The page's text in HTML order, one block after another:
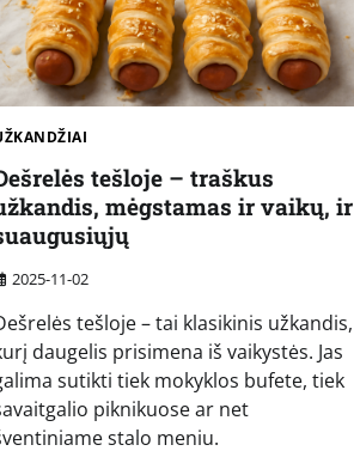
tešloje – traškus
mėgstamas ir vaikų, ir
2025-11-02
tešloje – tai klasikinis užkandis,
daugelis prisimena iš vaikystės. Jas
sutikti tiek mokyklos bufete, tiek
piknikuose ar net
stalo meniu.